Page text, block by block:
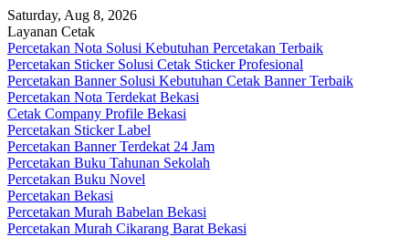
Skip
to
content
Saturday, Aug 8, 2026
Layanan Cetak
Percetakan Nota Solusi Kebutuhan Percetakan Terbaik
Percetakan Sticker Solusi Cetak Sticker Profesional
Percetakan Banner Solusi Kebutuhan Cetak Banner Terbaik
Percetakan Nota Terdekat Bekasi
Cetak Company Profile Bekasi
Percetakan Sticker Label
Percetakan Banner Terdekat 24 Jam
Percetakan Buku Tahunan Sekolah
Percetakan Buku Novel
Percetakan Bekasi
Percetakan Murah Babelan Bekasi
Percetakan Murah Cikarang Barat Bekasi